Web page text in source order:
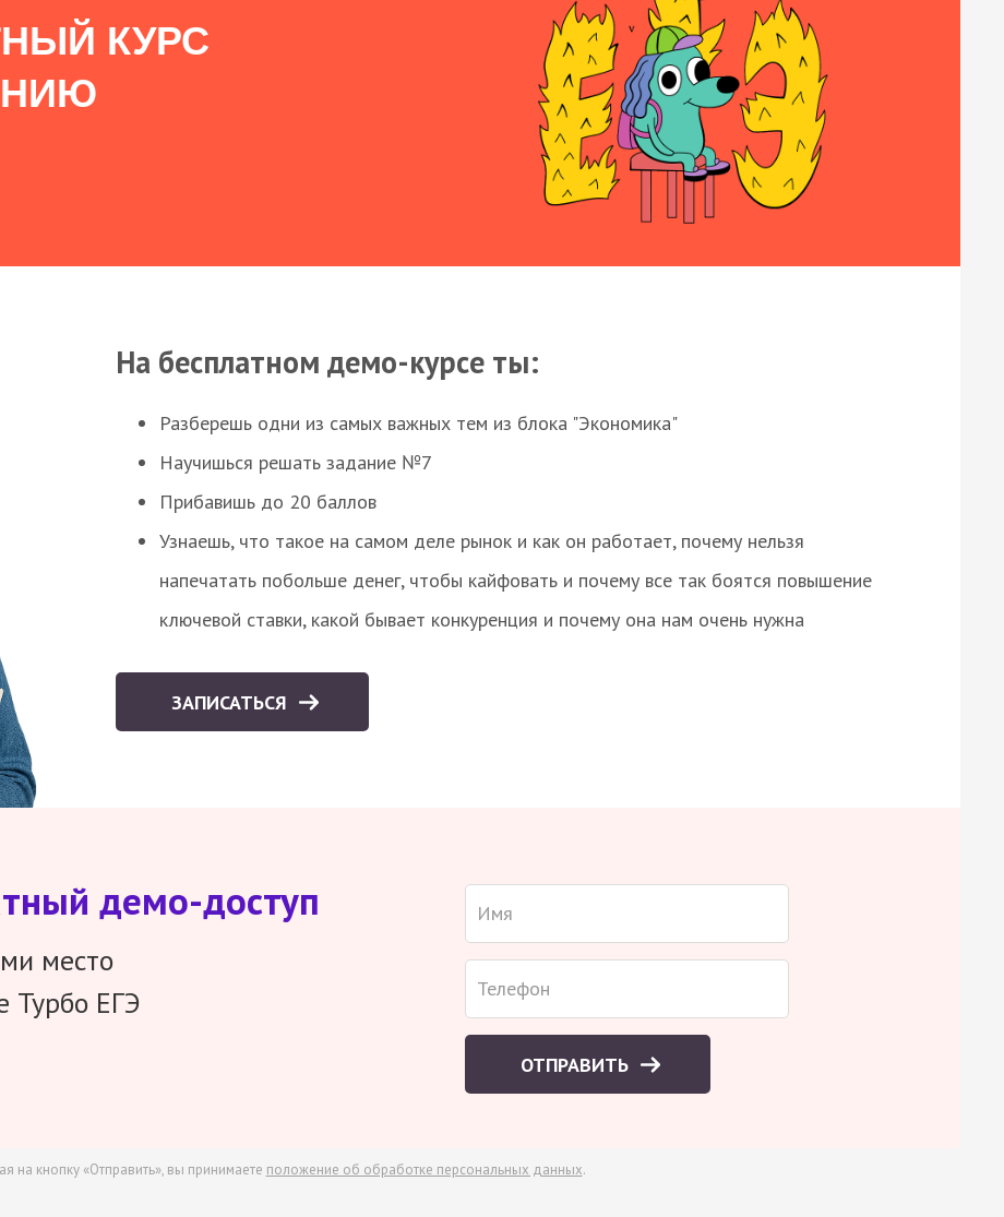
КУРС
На бесплатном демо-курсе ты:
Разберешь одни из самых важных тем из блока "Экономика"
Научишься решать задание №7
Прибавишь до 20 баллов
Узнаешь, что такое на самом деле рынок и как он работает, почему нельзя
напечатать побольше денег, чтобы кайфовать и почему все так боятся повышение
ключевой ставки, какой бывает конкуренция и почему она нам очень нужна
ЗАПИСАТЬСЯ
демо-доступ
место
Турбо ЕГЭ
ОТПРАВИТЬ
на кнопку «Отправить», вы принимаете положение об обработке персональных данных.